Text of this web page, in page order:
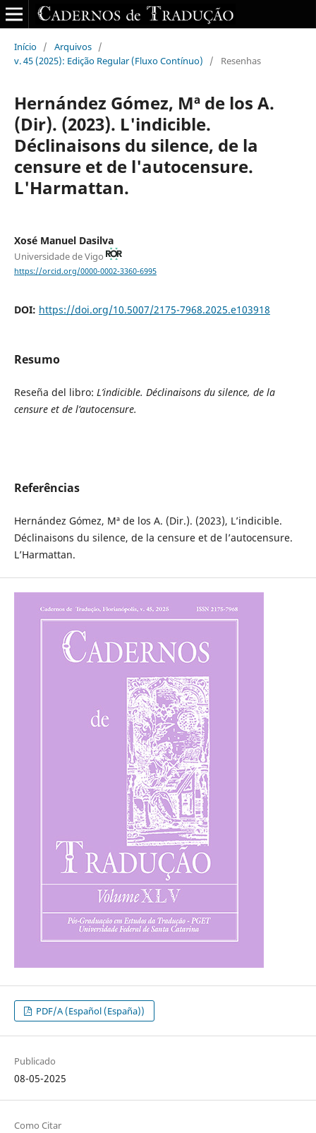
Início / Arquivos /
v. 45 (2025): Edição Regular (Fluxo Contínuo)
/ Resenhas
Hernández Gómez, Mª de los A.
(Dir). (2023). L'indicible.
Déclinaisons du silence, de la
censure et de l'autocensure.
L'Harmattan.
Xosé Manuel Dasilva
Universidade de Vigo
https://orcid.org/0000-0002-3360-6995
DOI: https://doi.org/10.5007/2175-7968.2025.e103918
Resumo
Reseña del libro: L’indicible. Déclinaisons du silence, de la
censure et de l’autocensure.
Referências
Hernández Gómez, Mª de los A. (Dir.). (2023), L’indicible.
Déclinaisons du silence, de la censure et de l’autocensure.
L’Harmattan.
PDF/A (Español (España))
Publicado
08-05-2025
Como Citar